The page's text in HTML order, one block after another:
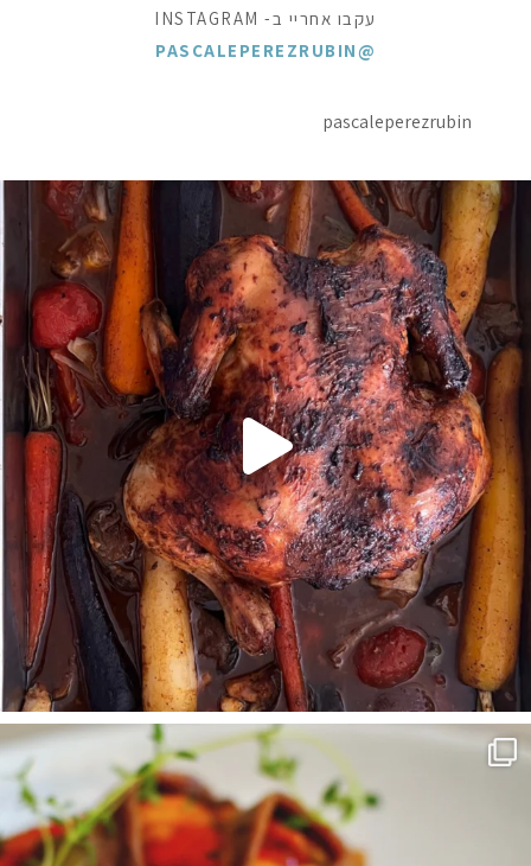
עקבו אחריי ב- INSTAGRAM
@PASCALEPEREZRUBIN
pascaleperezrubin